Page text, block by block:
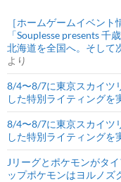
［ホームゲームイベン
「Souplesse presents
北海道を全国へ。そして
より
8/4〜8/7に東京スカイツ
した特別ライティングを
8/4〜8/7に東京スカイツ
した特別ライティングを
Jリーグとポケモンがタ
ップポケモンはヨルノズ